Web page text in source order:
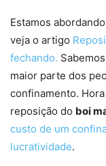
Estamos
veja o artigo
fechando.
maior parte dos
confinamento.
reposição do boi
custo de um
lucratividade.